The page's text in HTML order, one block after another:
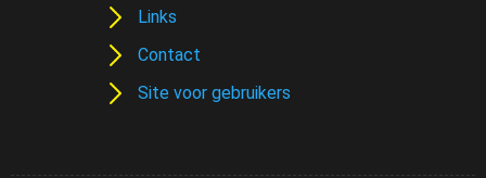
Links
Contact
Site voor gebruikers